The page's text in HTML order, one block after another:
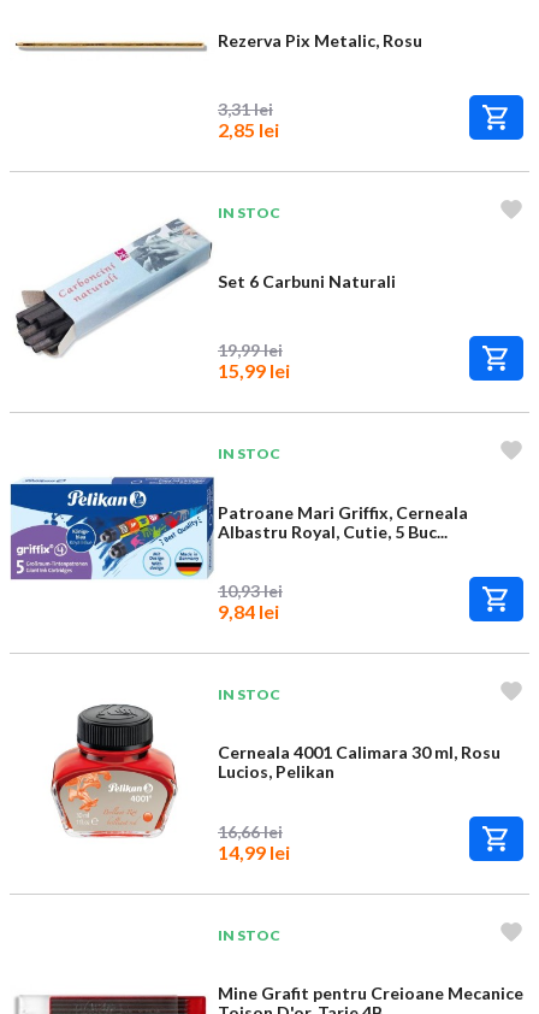
Rezerva Pix Metalic, Rosu
3,31 lei
2,85 lei
IN STOC
Set 6 Carbuni Naturali
19,99 lei
15,99 lei
IN STOC
Patroane Mari Griffix, Cerneala
Albastru Royal, Cutie, 5 Buc...
10,93 lei
9,84 lei
IN STOC
Cerneala 4001 Calimara 30 ml, Rosu
Lucios, Pelikan
16,66 lei
14,99 lei
IN STOC
Mine Grafit pentru Creioane Mecanice